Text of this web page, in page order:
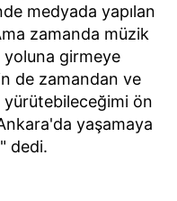
medyada yapılan
zamanda müzik
girmeye
de zamandan ve
yürütebileceğimi ön
yaşamaya
dedi.